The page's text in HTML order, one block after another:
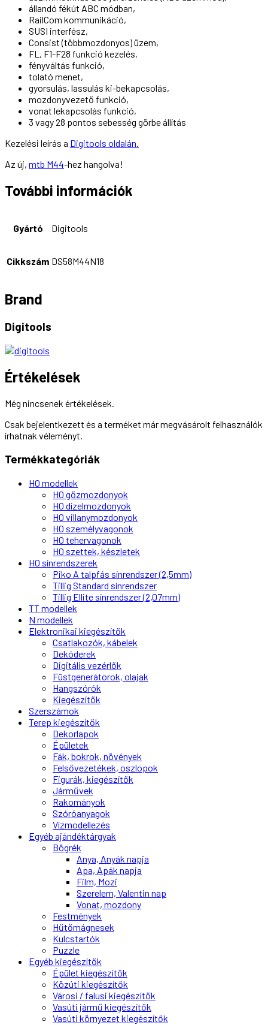
állandó fékút ABC módban,
RailCom kommunikáció,
SUSI interfész,
Consist (többmozdonyos) üzem,
FL, F1-F28 funkció kezelés,
fényváltás funkció,
tolató menet,
gyorsulás, lassulás ki-bekapcsolás,
mozdonyvezető funkció,
vonat lekapcsolás funkció,
3 vagy 28 pontos sebesség görbe állítás
Kezelési leírás a Digitools oldalán.
Az új, mtb M44-hez hangolva!
További információk
Gyártó Digitools
Cikkszám DS58M44N18
Brand
Digitools
Értékelések
Még nincsenek értékelések.
Csak bejelentkezett és a terméket már megvásárolt felhasználók
írhatnak véleményt.
Termékkategóriák
H0 modellek
H0 gőzmozdonyok
H0 dízelmozdonyok
H0 villanymozdonyok
H0 személyvagonok
H0 tehervagonok
H0 szettek, készletek
H0 sínrendszerek
Piko A talpfás sínrendszer (2,5mm)
Tillig Standard sínrendszer
Tillig Ellite sínrendszer (2,07mm)
TT modellek
N modellek
Elektronikai kiegészítők
Csatlakozók, kábelek
Dekóderek
Digitális vezérlők
Füstgenerátorok, olajak
Hangszórók
Kiegészítők
Szerszámok
Terep kiegészítők
Dekorlapok
Épületek
Fák, bokrok, növények
Felsővezetékek, oszlopok
Figurák, kiegészítők
Járművek
Rakományok
Szóróanyagok
Vízmodellezés
Egyéb ajándéktárgyak
Bögrék
Anya, Anyák napja
Apa, Apák napja
Film, Mozi
Szerelem, Valentin nap
Vonat, mozdony
Festmények
Hűtőmágnesek
Kulcstartók
Puzzle
Egyéb kiegészítők
Épület kiegészítők
Közúti kiegészítők
Városi / falusi kiegészítők
Vasúti jármű kiegészítők
Vasúti környezet kiegészítők